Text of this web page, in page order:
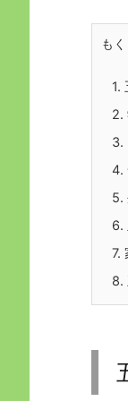
もく
1.
2.
3.
4.
5.
6.
7.
8.